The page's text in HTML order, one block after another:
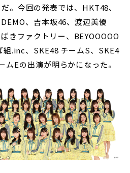
。今回の発表では、HKT48、
、吉本坂46、渡辺美優
きファクトリー、BEYOOOOO
.inc、SKE48 チームS、SKE4
Eの出演が明らかになった。